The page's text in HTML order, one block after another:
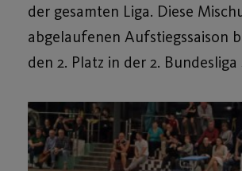
der gesamten Liga. Diese
abgelaufenen Aufstiegssaison
den 2. Platz in der 2. Bundesliga